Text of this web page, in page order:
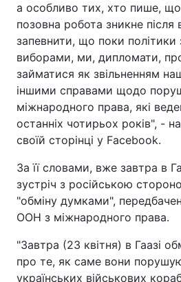
а особливо тих, хто пише,
позовна робота зникне після
запевнити, що поки
виборами, ми, дипломати,
займатися як звільненням
іншими справами щодо
міжнародного права, які
останніх чотирьох років", -
своїй сторінці у Facebook.
За її словами, вже завтра в
зустріч з російською
"обміну думками",
ООН з міжнародного права.
"Завтра (23 квітня) в Гаазі
про те, як саме вони
українських військових